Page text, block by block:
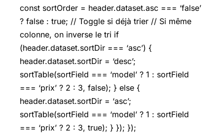
const sortOrder = header.dataset.asc === ‘false’
? false : true; // Toggle si déjà trier // Si même
colonne, on inverse le tri if
(header.dataset.sortDir === ‘asc’) {
header.dataset.sortDir = ‘desc’;
sortTable(sortField === ‘model’ ? 1 : sortField
=== ‘prix’ ? 2 : 3, false); } else {
header.dataset.sortDir = ‘asc’;
sortTable(sortField === ‘model’ ? 1 : sortField
=== ‘prix’ ? 2 : 3, true); } }); });